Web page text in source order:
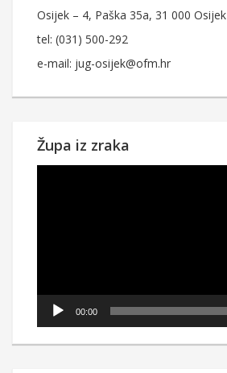
Osijek – 4, Paška 35a, 31 000 Osijek
tel: (031) 500-292
e-mail: jug-osijek@ofm.hr
Župa iz zraka
00:00